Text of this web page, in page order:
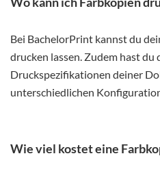
Bei BachelorPrint kannst du
drucken lassen. Zudem hast du
Druckspezifikationen deiner
unterschiedlichen
Wie viel kostet eine